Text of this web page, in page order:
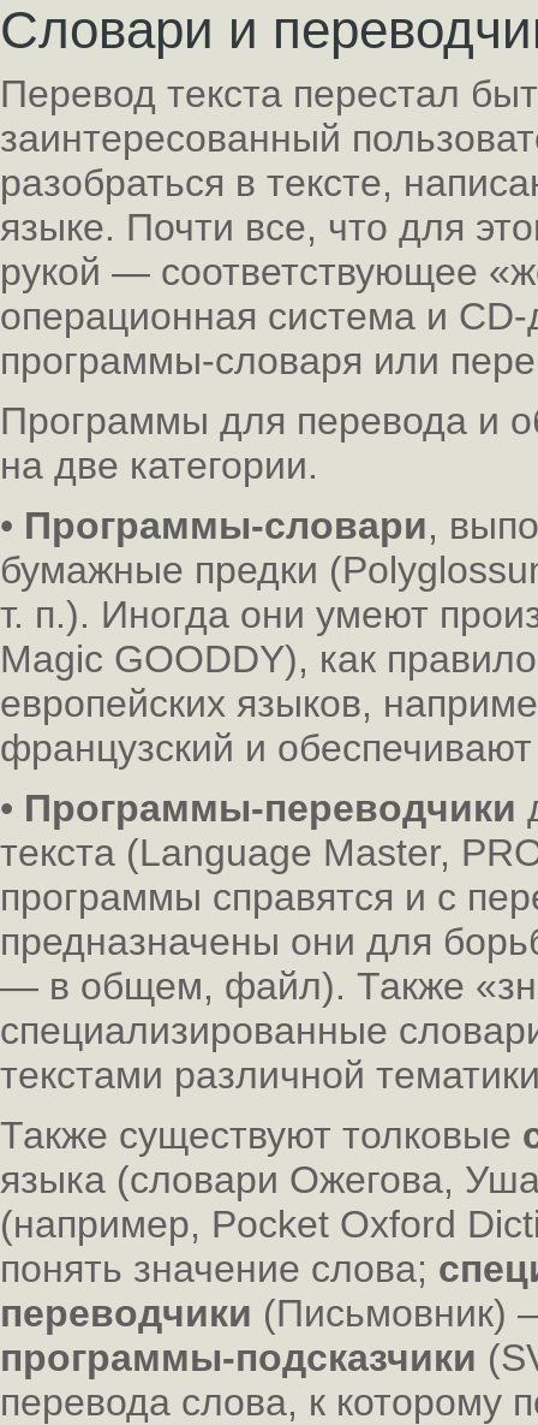
Словари и
Перевод текста перестал
заинтересованный
разобраться в тексте,
языке. Почти все, что для
рукой — соответствующее
операционная система и
программы-словаря или
Программы для перевода и
на две категории.
• Программы-словари,
бумажные предки
т. п.). Иногда они умеют
Magic GOODDY), как
европейских языков,
французский и
• Программы-переводчики
текста (Language Master,
программы справятся и с
предназначены они для
— в общем, файл). Также
специализированные
текстами различной
Также существуют толковые
языка (словари Ожегова,
(например, Pocket Oxford
понять значение слова;
переводчики (Письмовник)
программы-подсказчики
перевода слова, к которому